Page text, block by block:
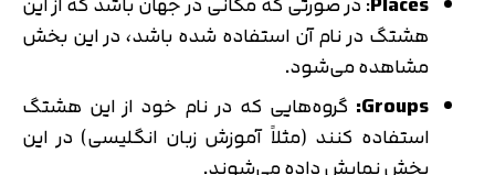
هشتگ در نام آن استفاده شده باشد، در این بخش
مشاهده می‌شود.
Groups: گروه‌هایی که در نام خود از این هشتگ
استفاده کنند (مثلاً آموزش زبان انگلیسی) در این
بخش نمایش داده می‌شوند.
تایید کد
کد ارسال شده را وارد کنید
اصلاح شماره